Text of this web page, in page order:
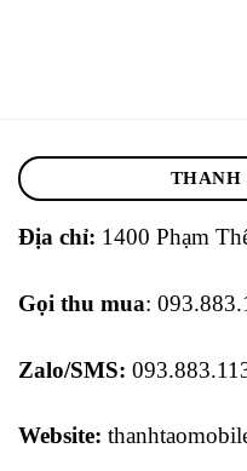
THANH
Địa chỉ: 1400 Phạm
Gọi thu mua:
Zalo/SMS:
Website: